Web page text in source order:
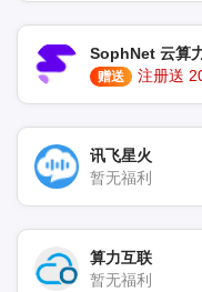
SophNet 云算
赠送 注册送
讯飞星火
暂无福利
算力互联
暂无福利